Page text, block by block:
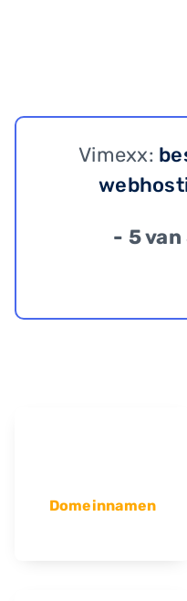
Vimexx:
- 5
Domeinnamen